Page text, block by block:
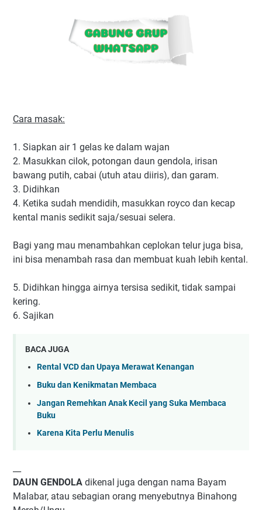
Cara masak:
1. Siapkan air 1 gelas ke dalam wajan
2. Masukkan cilok, potongan daun gendola, irisan
bawang putih, cabai (utuh atau diiris), dan garam.
3. Didihkan
4. Ketika sudah mendidih, masukkan royco dan kecap
kental manis sedikit saja/sesuai selera.
Bagi yang mau menambahkan ceplokan telur juga bisa,
ini bisa menambah rasa dan membuat kuah lebih kental.
5. Didihkan hingga airnya tersisa sedikit, tidak sampai
kering.
6. Sajikan
BACA JUGA
Rental VCD dan Upaya Merawat Kenangan
Buku dan Kenikmatan Membaca
Jangan Remehkan Anak Kecil yang Suka Membaca
Buku
Karena Kita Perlu Menulis
DAUN GENDOLA dikenal juga dengan nama Bayam
Malabar, atau sebagian orang menyebutnya Binahong